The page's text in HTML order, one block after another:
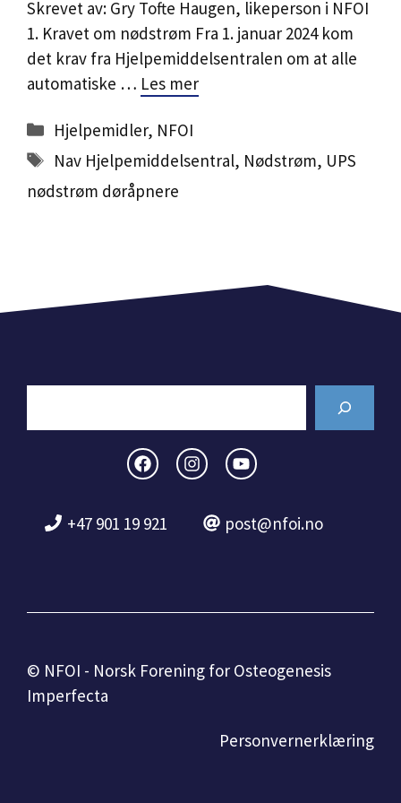
Skrevet av: Gry Tofte Haugen, likeperson i NFOI
1. Kravet om nødstrøm Fra 1. januar 2024 kom
det krav fra Hjelpemiddelsentralen om at alle
automatiske … Les mer
Kategorier
Hjelpemidler, NFOI
Stikkord
Nav Hjelpemiddelsentral, Nødstrøm, UPS
nødstrøm døråpnere
+47 901 19 921 post@nfoi.no
© NFOI - Norsk Forening for Osteogenesis
Imperfecta
Personvernerklæring